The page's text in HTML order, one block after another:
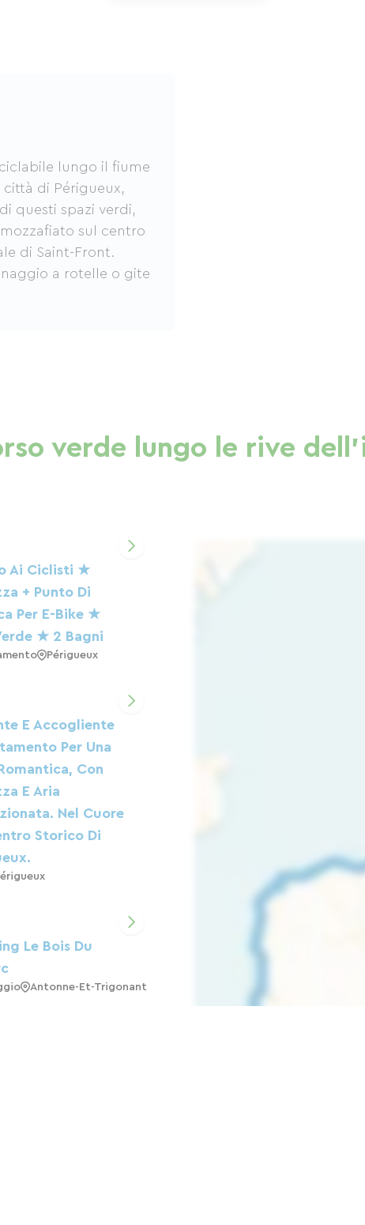
lungo il fiume
città di Périgueux,
questi spazi verdi,
sul centro
di Saint-Front.
a rotelle o gite
verde lungo le rive
Ai Ciclisti ★
+ Punto Di
Per E-Bike ★
★ 2 Bagni
Périgueux
E Accogliente
Per Una
Con
E Aria
Nel Cuore
Storico Di
Le Bois Du
Antonne-Et-Trigonant